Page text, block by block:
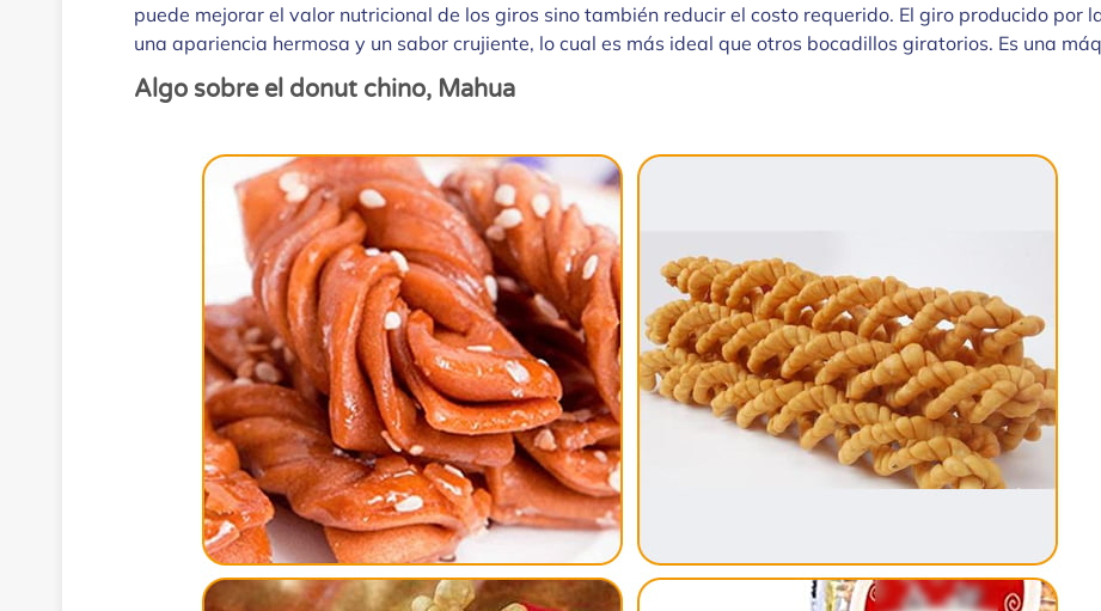
puede mejorar el valor nutricional de los giros sino también reducir el costo requerido. El giro producido por
una apariencia hermosa y un sabor crujiente, lo cual es más ideal que otros bocadillos giratorios. Es una
Algo sobre el donut chino, Mahua